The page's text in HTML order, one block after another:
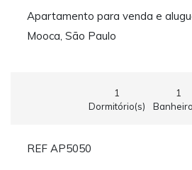
Apartamento para venda e
Mooca, São Paulo
1
Dormitório(s)
1
REF AP5050